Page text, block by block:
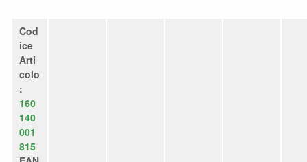
Cod
ice
Arti
colo
:
160
140
001
815